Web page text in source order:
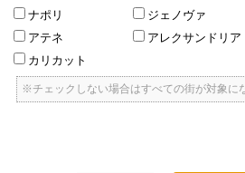
ナポリ
ジェノヴァ
アテネ
アレクサンドリア
カリカット
※チェックしない場合はすべての街が対象に